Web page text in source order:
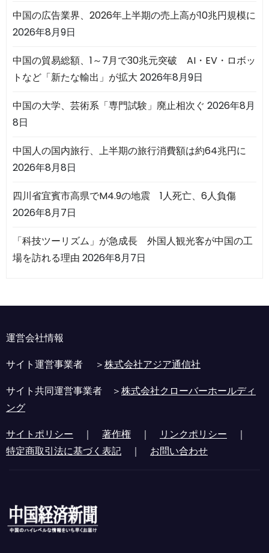
中国の広告業界、2026年上半期の売上高が10兆円規模に
2026年8月9日
中国の貿易総額、1～7月で30兆元突破 AI・EV・ロボッ
トなど「新たな輸出」が拡大 2026年8月9日
中国の大学、芸術系「専門試験」廃止相次ぐ 2026年8月
8日
中国人の国内旅行、上半期の旅行消費額は約64兆円に
2026年8月8日
四川省宜賓市高県でM4.9の地震 1人死亡、6人負傷
2026年8月7日
「科技ツーリズム」が急成長 外国人観光客が中国の工
場を訪れる理由 2026年8月7日
運営会社情報
サイト運営事業者 ＞株式会社アジア通信社
サイト共同運営事業者 ＞株式会社クローバーホールディ
ング
サイトポリシー ｜ 著作権 ｜ リンクポリシー ｜
特定商取引法に基づく表記 ｜ お問い合わせ